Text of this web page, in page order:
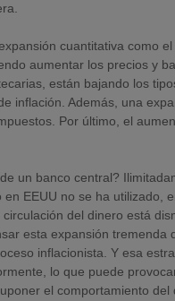
cuantitativa como
aumentar los precios y
están bajando los
inflación. Además, una
Por último, el
un banco central?
EEUU no se ha utilizado,
del dinero está
esta expansión
inflacionista. Y esa
lo que puede
el comportamiento